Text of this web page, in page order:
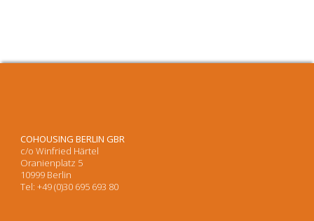
COHOUSING BERLIN GBR
c/o Winfried Härtel
Oranienplatz 5
10999 Berlin
Tel: +49 (0)30 695 693 80